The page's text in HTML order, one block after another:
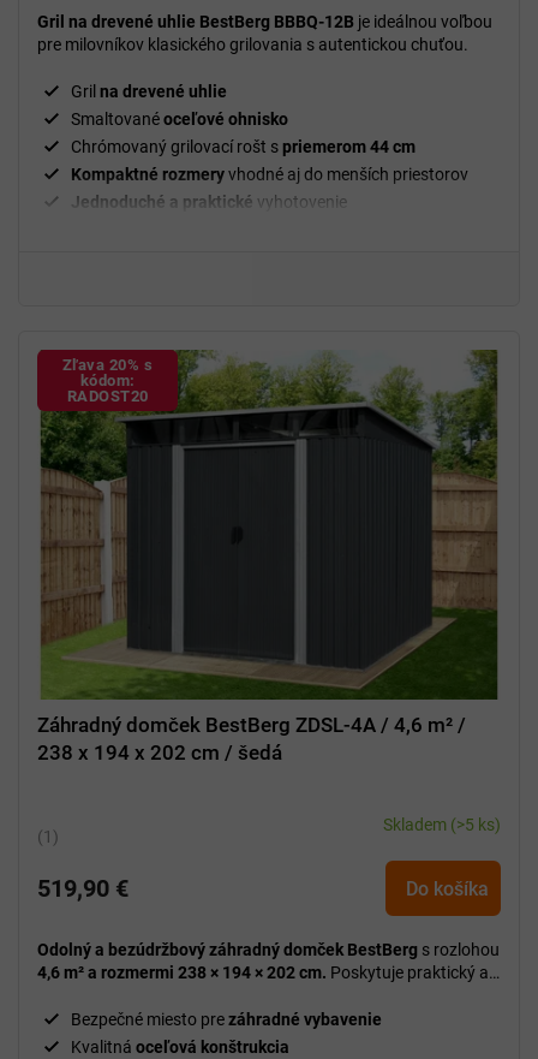
5,0
z
hviezdičiek.
Gril na drevené uhlie BestBerg BBBQ-12B je ideálnou voľbou
pre milovníkov klasického grilovania s autentickou chuťou.
Gril na drevené uhlie
Smaltovanéoceľové ohnisko
Chrómovaný grilovací rošt s priemerom 44 cm
Kompaktné rozmeryvhodné aj do menších priestorov
Jednoduché a praktické vyhotovenie
Zľava 20% s
kódom:
RADOST20
Záhradný domček BestBerg ZDSL-4A / 4,6 m² /
238 x 194 x 202 cm / šedá
Priemerné
produktu
5,0
z
hviezdičiek.
Skladem (>5 ks)
519,90 € Do košíka
Odolný a bezúdržbový záhradný domček BestBerg s rozlohou
4,6 m² a rozmermi 238 × 194 × 202 cm. Poskytuje praktický a
poveternostnými vplyvmi.
Bezpečné miesto prezáhradné vybavenie
Kvalitná oceľová konštrukcia